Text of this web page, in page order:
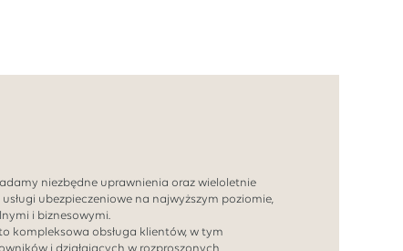
niezbędne uprawnienia oraz wieloletnie
ubezpieczeniowe na najwyższym poziomie,
i biznesowymi.
kompleksowa obsługa klientów, w tym